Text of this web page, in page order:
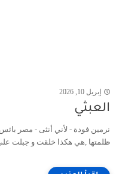
إبريل 10, 2026
العبثي
نرمين فودة - لأني أنثى - مصر بائس
ظلمتها ,هي هكذا خلقت و جبلت